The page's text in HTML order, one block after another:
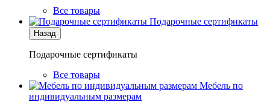
Все товары
Подарочные сертификаты
Назад
Подарочные сертификаты
Все товары
Мебель по
индивидуальным размерам